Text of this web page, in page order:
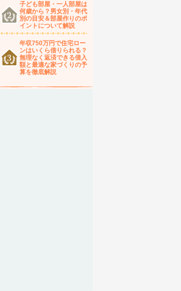
子ども部屋・一人部屋は
何歳から？男女別・年代
別の目安＆部屋作りのポ
イントについて解説
年収750万円で住宅ロー
ンはいくら借りられる？
無理なく返済できる借入
額と最適な家づくりの予
算を徹底解説